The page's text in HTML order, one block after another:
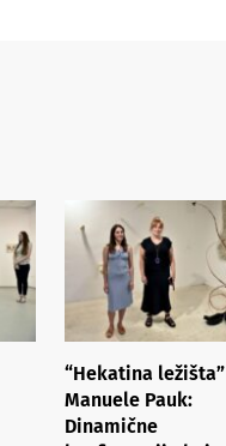
“Hekatina ležišta”
Manuele Pauk:
Dinamične